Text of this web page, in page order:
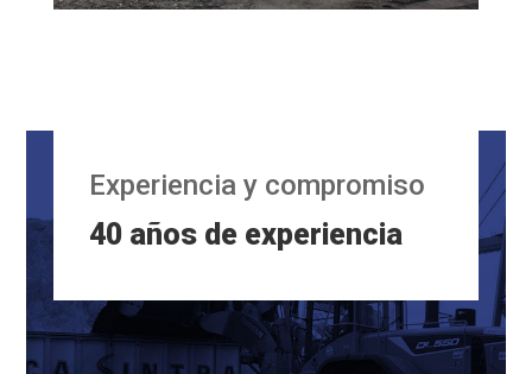
Experiencia y compromiso
40 años de experiencia